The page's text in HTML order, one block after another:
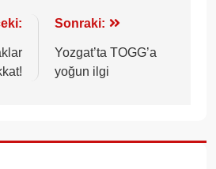
Sonraki:
Yozgat’ta TOGG’a
yoğun ilgi